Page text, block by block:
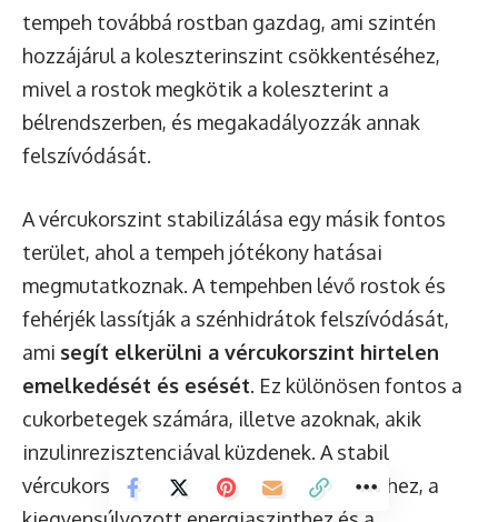
tempeh továbbá rostban gazdag, ami szintén
hozzájárul a koleszterinszint csökkentéséhez,
mivel a rostok megkötik a koleszterint a
bélrendszerben, és megakadályozzák annak
felszívódását.
A vércukorszint stabilizálása egy másik fontos
terület, ahol a tempeh jótékony hatásai
megmutatkoznak. A tempehben lévő rostok és
fehérjék lassítják a szénhidrátok felszívódását,
ami segít elkerülni a vércukorszint hirtelen
emelkedését és esését. Ez különösen fontos a
cukorbetegek számára, illetve azoknak, akik
inzulinrezisztenciával küzdenek. A stabil
vércukorszint hozzájárul a jobb közérzethez, a